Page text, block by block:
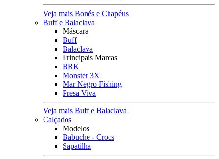
Veja mais Bonés e Chapéus
Buff e Balaclava
Máscara
Buff
Balaclava
Principais Marcas
BRK
Monster 3X
Mar Negro Fishing
Presa Viva
Veja mais Buff e Balaclava
Calçados
Modelos
Babuche - Crocs
Sapatilha